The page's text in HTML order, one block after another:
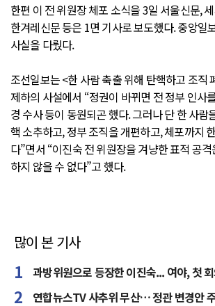
한편 이 전 위원장 체포 소식을 3일 서울신문,
한겨레신문 등은 1면 기사로 보도했다. 중앙일
사실을 다뤘다.
조선일보는 <한 사람 축출 위해 탄핵하고 조직
제하의 사설에서 “정권이 바뀌면 전 정부 인사
경 수사 등이 동원되곤 했다. 그러나 단 한 사람
핵 소추하고, 정부 조직을 개편하고, 체포까지
다”면서 “이진숙 전 위원장을 겨냥한 표적 공
하지 않을 수 없다”고 했다.
많이 본 기사
과방위원으로 등장한 이진숙... 여야, 첫
연합뉴스TV 사추위 무산… 정관 변경안